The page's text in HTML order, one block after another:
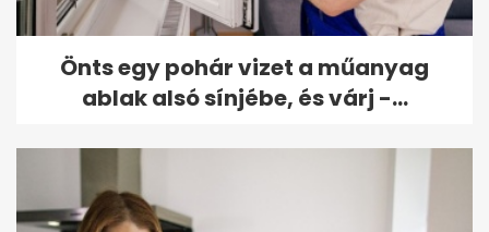
Önts egy pohár vizet a műanyag
ablak alsó sínjébe, és várj -...